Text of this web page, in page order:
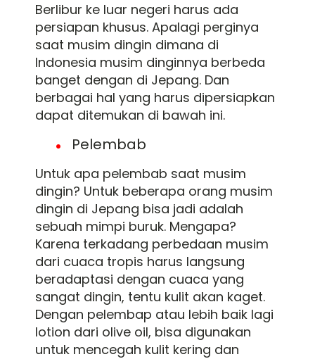
Berlibur ke luar negeri harus ada
persiapan khusus. Apalagi perginya
saat musim dingin dimana di
Indonesia musim dinginnya berbeda
banget dengan di Jepang. Dan
berbagai hal yang harus dipersiapkan
dapat ditemukan di bawah ini.
Pelembab
Untuk apa pelembab saat musim
dingin? Untuk beberapa orang musim
dingin di Jepang bisa jadi adalah
sebuah mimpi buruk. Mengapa?
Karena terkadang perbedaan musim
dari cuaca tropis harus langsung
beradaptasi dengan cuaca yang
sangat dingin, tentu kulit akan kaget.
Dengan pelembap atau lebih baik lagi
lotion dari olive oil, bisa digunakan
untuk mencegah kulit kering dan